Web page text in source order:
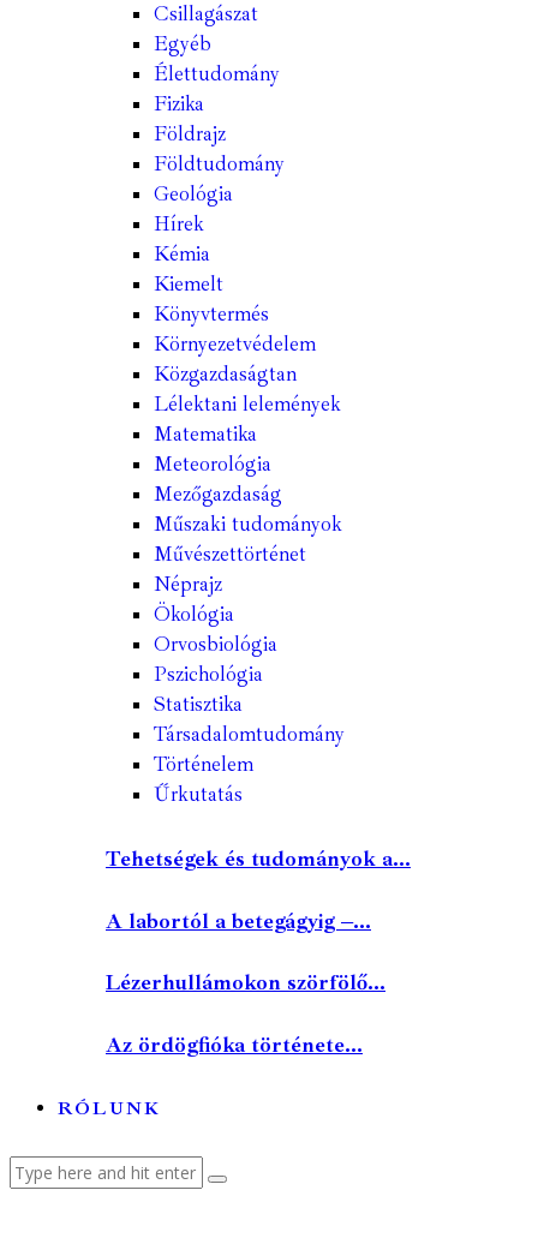
Csillagászat
Egyéb
Élettudomány
Fizika
Földrajz
Földtudomány
Geológia
Hírek
Kémia
Kiemelt
Könyvtermés
Környezetvédelem
Közgazdaságtan
Lélektani lelemények
Matematika
Meteorológia
Mezőgazdaság
Műszaki tudományok
Művészettörténet
Néprajz
Ökológia
Orvosbiológia
Pszichológia
Statisztika
Társadalomtudomány
Történelem
Űrkutatás
Tehetségek és tudományok a...
A labortól a betegágyig –...
Lézerhullámokon szörfölő...
Az ördögfióka története...
RÓLUNK